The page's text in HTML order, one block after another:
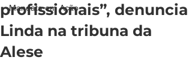
Mandata em Ação
profissionais”, denuncia
Linda na tribuna da
Alese